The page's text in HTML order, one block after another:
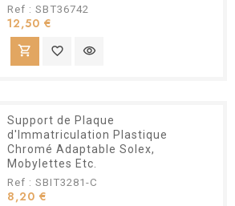
Ref : SBT36742
12,50 €
shopping_cart favorite_border visibility
Support de Plaque
d'Immatriculation Plastique
Chromé Adaptable Solex,
Mobylettes Etc.
Ref : SBIT3281-C
8,20 €